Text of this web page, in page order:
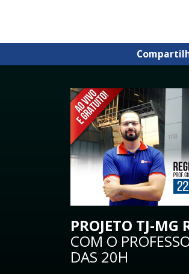
PROJETO TJ-
COM O
DAS 20H